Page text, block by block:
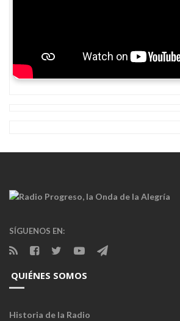
SÍGUENOS EN:
QUIÉNES SOMOS
Historia de la Radio